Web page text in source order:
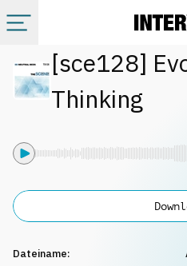
Kategorien
[sce128]
Thinking
Dateiname: